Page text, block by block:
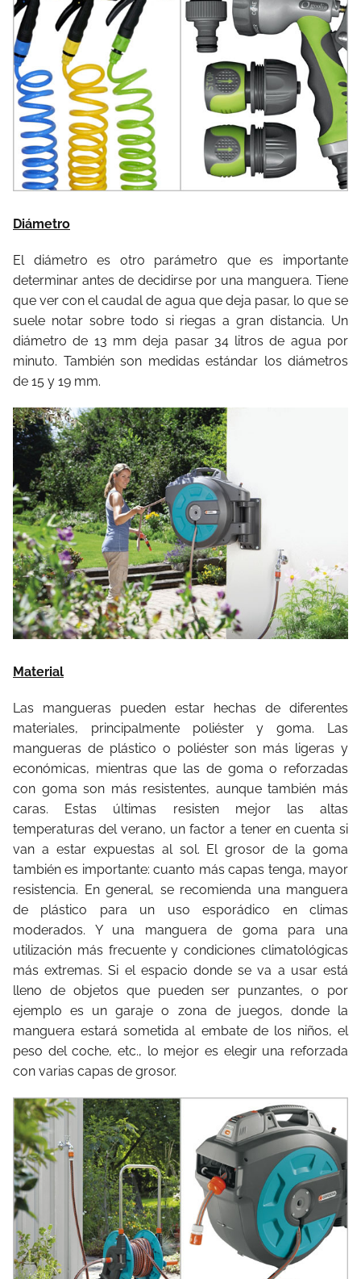
Diámetro
El diámetro es otro parámetro que es importante
determinar antes de decidirse por una manguera. Tiene
que ver con el caudal de agua que deja pasar, lo que se
suele notar sobre todo si riegas a gran distancia. Un
diámetro de 13 mm deja pasar 34 litros de agua por
minuto. También son medidas estándar los diámetros
de 15 y 19 mm.
Material
Las mangueras pueden estar hechas de diferentes
materiales, principalmente poliéster y goma. Las
mangueras de plástico o poliéster son más ligeras y
económicas, mientras que las de goma o reforzadas
con goma son más resistentes, aunque también más
caras. Estas últimas resisten mejor las altas
temperaturas del verano, un factor a tener en cuenta si
van a estar expuestas al sol. El grosor de la goma
también es importante: cuanto más capas tenga, mayor
resistencia. En general, se recomienda una manguera
de plástico para un uso esporádico en climas
moderados. Y una manguera de goma para una
utilización más frecuente y condiciones climatológicas
más extremas. Si el espacio donde se va a usar está
lleno de objetos que pueden ser punzantes, o por
ejemplo es un garaje o zona de juegos, donde la
manguera estará sometida al embate de los niños, el
peso del coche, etc., lo mejor es elegir una reforzada
con varias capas de grosor.